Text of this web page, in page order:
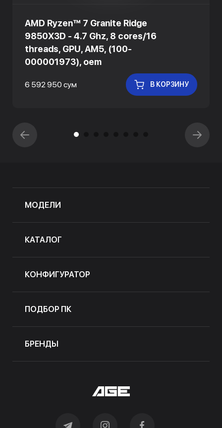
AMD Ryzen™ 7 Granite Ridge
9850X3D - 4.7 Ghz, 8 cores/16
threads, GPU, AM5, (100-
000001973), oem
6 592 950 сум В КОРЗИНУ
МОДЕЛИ
КАТАЛОГ
КОНФИГУРАТОР
ПОДБОР ПК
БРЕНДЫ